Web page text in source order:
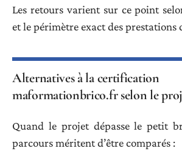
Les retours varient sur ce point
et le périmètre exact des prestations
Alternatives à la certification
maformationbrico.fr selon le
Quand le projet dépasse le petit
parcours méritent d’être comparés :